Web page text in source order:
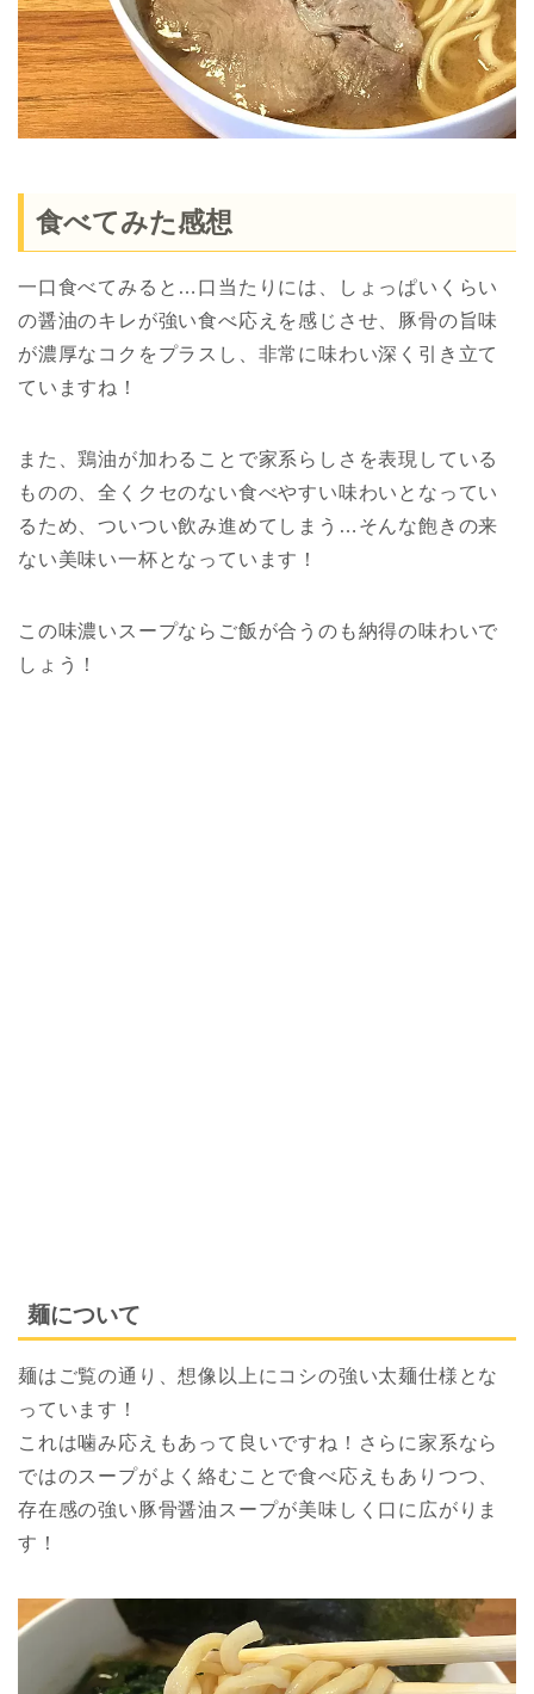
食べてみた感想
一口食べてみると…口当たりには、しょっぱいくらい
の醤油のキレが強い食べ応えを感じさせ、豚骨の旨味
が濃厚なコクをプラスし、非常に味わい深く引き立て
ていますね！
また、鶏油が加わることで家系らしさを表現している
ものの、全くクセのない食べやすい味わいとなってい
るため、ついつい飲み進めてしまう…そんな飽きの来
ない美味い一杯となっています！
この味濃いスープならご飯が合うのも納得の味わいで
しょう！
麺について
麺はご覧の通り、想像以上にコシの強い太麺仕様とな
っています！
これは噛み応えもあって良いですね！さらに家系なら
ではのスープがよく絡むことで食べ応えもありつつ、
存在感の強い豚骨醤油スープが美味しく口に広がりま
す！